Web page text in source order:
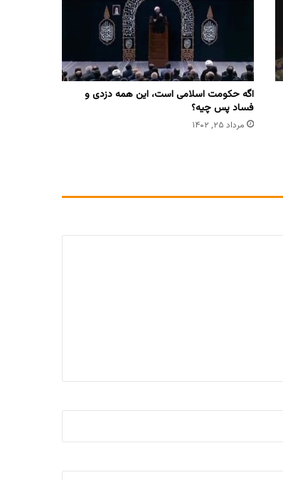
اگه حکومت اسلامی است، این همه دزدی و
فساد پس چیه؟
مرداد ۲۵, ۱۴۰۲